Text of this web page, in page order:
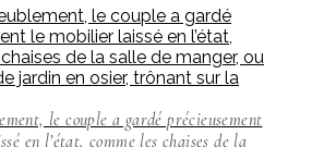
le couple a gardé précieusement
en l’état, comme les chaises de la